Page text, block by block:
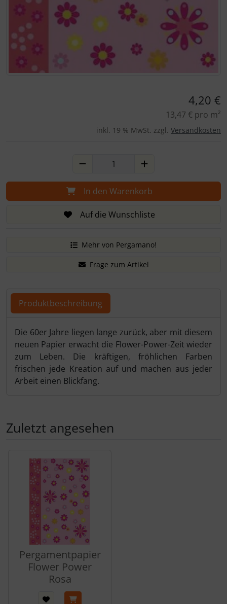
4,20 €
13,47 € pro m²
inkl. 19 % MwSt. zzgl. Versandkosten
In den Warenkorb
Auf die Wunschliste
Mehr von Pergamano!
Frage zum Artikel
Produktbeschreibung
Produktbeschreibung
Die 60er Jahre liegen lange zurück, aber mit diesem
neuen Papier erwacht die Flower-Power-Zeit wieder
zum Leben. Die kräftigen, fröhlichen Farben
frischen jede Kreation auf und machen aus jeder
Arbeit einen Blickfang.
Zuletzt angesehen
Pergamentpapier
Flower Power
Rosa